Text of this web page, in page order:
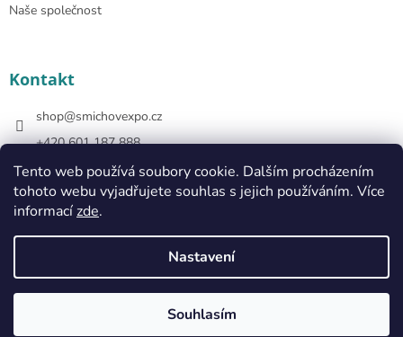
Tento web používá soubory cookie. Dalším procházením
tohoto webu vyjadřujete souhlas s jejich používáním. Více
informacízde.
Nastavení
Souhlasím
Naše společnost
Kontakt
shop@smichovexpo.cz
+420 601 187 888
https://www.facebook.com/smichovexposhop
smichovexposhop
Vytvořil Shoptet
Smíchov Expo Shop. Všechna práva vyhrazena.